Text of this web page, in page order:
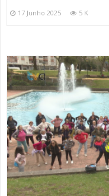
17 Junho 2025 5 K